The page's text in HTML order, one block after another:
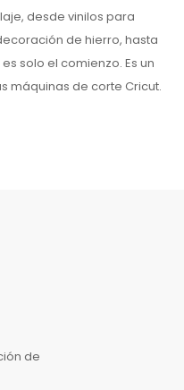
desde vinilos para
de hierro, hasta
solo el comienzo. Es un
máquinas de corte Cricut.
de